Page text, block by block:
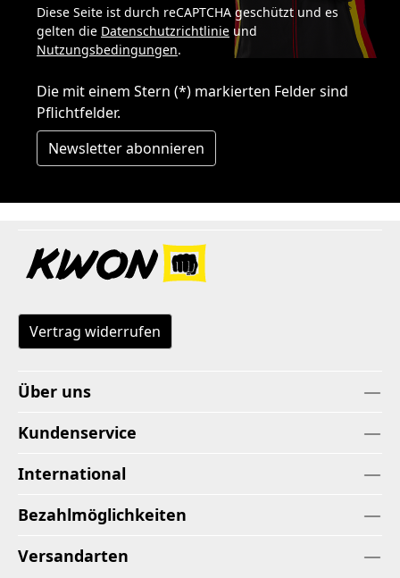
Diese Seite ist durch reCAPTCHA geschützt und es
gelten die Datenschutzrichtlinie und
Nutzungsbedingungen.
Die mit einem Stern (*) markierten Felder sind
Pflichtfelder.
Newsletter abonnieren
Vertrag widerrufen
Über uns
Kundenservice
International
Bezahlmöglichkeiten
Versandarten